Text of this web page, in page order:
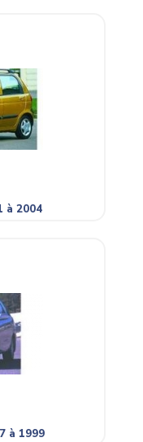
à 2004
à 1999